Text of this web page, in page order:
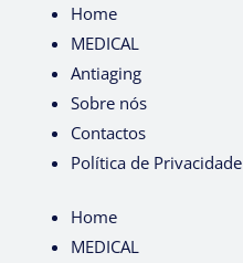
Home
MEDICAL
Antiaging
Sobre nós
Contactos
Política de Privacidade
Home
MEDICAL